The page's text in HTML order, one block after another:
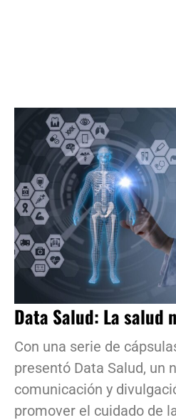
Data Salud: La salud
Con una serie de
presentó Data Salud, un
comunicación y
promover el cuidado de